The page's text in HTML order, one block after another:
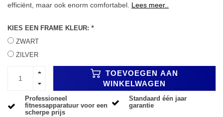
efficiënt, maar ook enorm comfortabel. Lees meer..
KIES EEN FRAME KLEUR: *
ZWART
ZILVER
TOEVOEGEN AAN
WINKELWAGEN
Professioneel
fitnessapparatuur voor een
scherpe prijs
Standaard één jaar
garantie